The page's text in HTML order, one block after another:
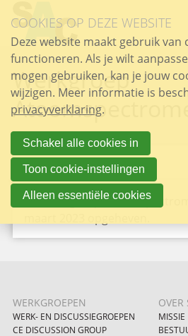
links
over
Spring
naar
de
inhoud
naar
het
menu
Werkgroep
OPGEHEVEN
De Werkgroep
WERKGROEPEN
WERK- EN DISCUSSIEGROEPEN
CE DISCUSSION GROUP
OVER
MISSIE
COOKIES OP DEZE WEBSITE
Deze website maakt gebruik van
functioneren. Als je wilt
mogen gebruiken, kan je jouw
wijzigen. Meer informatie is
privacyverklaring.
Schakel alle cookies in
Toon cookie-instellingen
Alleen essentiële cookies